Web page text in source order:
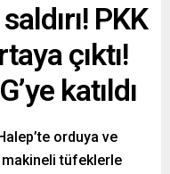
PKK
çıktı!
katıldı
orduya ve
makineli tüfeklerle